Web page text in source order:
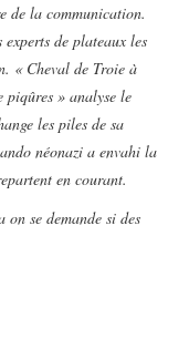
de la communication.
de plateaux les
« Cheval de Troie à
» analyse le
les piles de sa
néonazi a envahi la
en courant.
on se demande si des